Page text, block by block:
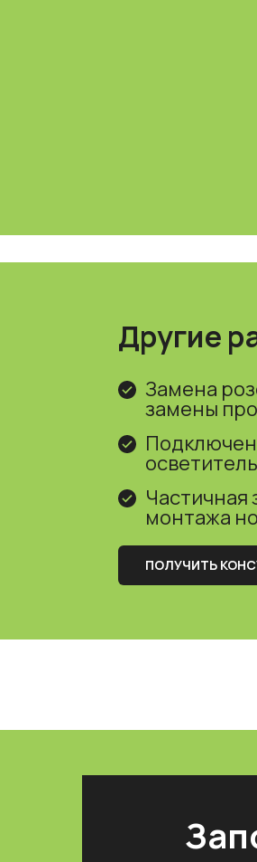
Другие
Замена
замены
Частичная
монтажа
ПОЛУЧИТЬ